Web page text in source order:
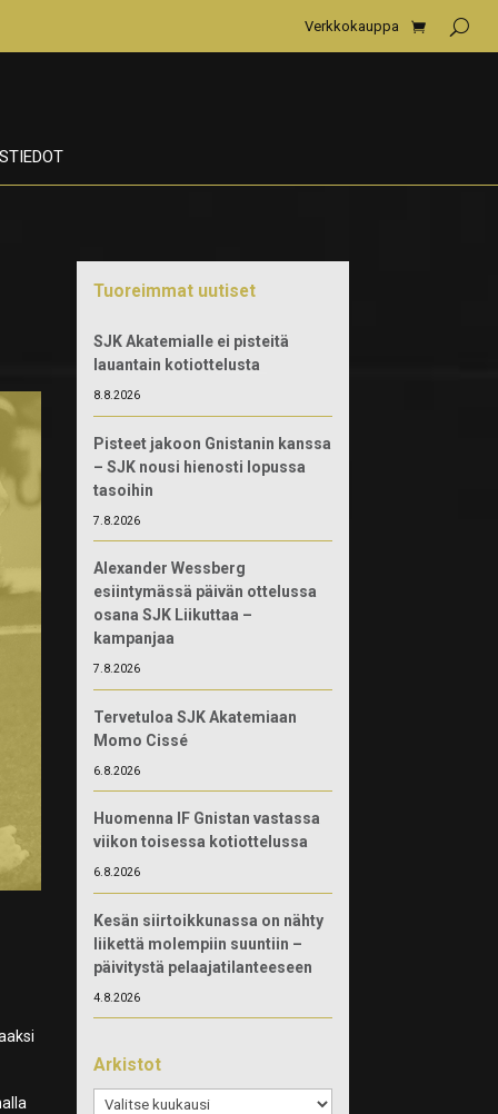
Verkkokauppa
Tuoreimmat uutiset
SJK Akatemialle ei pisteitä
lauantain kotiottelusta
8.8.2026
Pisteet jakoon Gnistanin kanssa
– SJK nousi hienosti lopussa
tasoihin
7.8.2026
Alexander Wessberg
esiintymässä päivän ottelussa
osana SJK Liikuttaa –
kampanjaa
7.8.2026
Tervetuloa SJK Akatemiaan
Momo Cissé
6.8.2026
Huomenna IF Gnistan vastassa
viikon toisessa kotiottelussa
6.8.2026
Kesän siirtoikkunassa on nähty
liikettä molempiin suuntiin –
päivitystä pelaajatilanteeseen
4.8.2026
Arkistot
Arkistot